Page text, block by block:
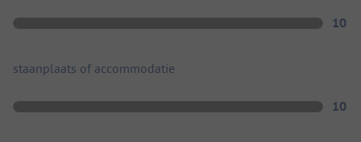
10
staanplaats of accommodatie
10